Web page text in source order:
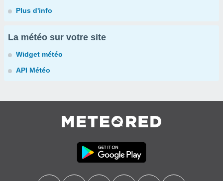
Plus d'info
La météo sur votre site
Widget météo
API Météo